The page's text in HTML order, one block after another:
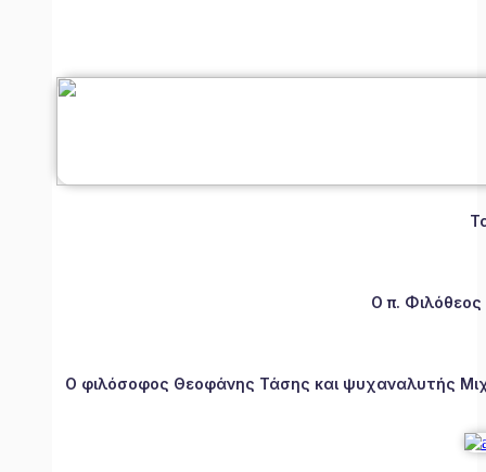
Ο π.
Ο φιλόσοφος Θεοφάνης Τάσης και ψυχαναλυτής